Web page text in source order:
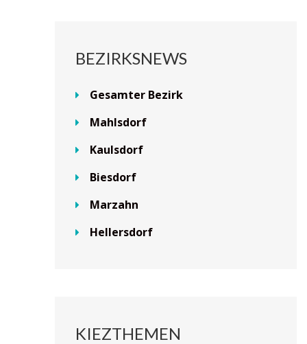
BEZIRKSNEWS
Gesamter Bezirk
Mahlsdorf
Kaulsdorf
Biesdorf
Marzahn
Hellersdorf
KIEZTHEMEN